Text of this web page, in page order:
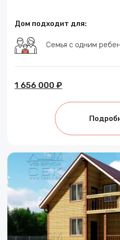
Дом подходит для:
Семья с одним
1 656 000 ₽